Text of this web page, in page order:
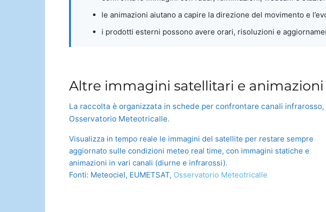
le animazioni aiutano a capire la direzione del movimento e
i prodotti esterni possono avere orari, risoluzioni e
Altre immagini satellitari e animazioni
La raccolta è organizzata in schede per confrontare canali
Osservatorio Meteotricalle.
Visualizza in tempo reale le immagini del satellite per restare sempre
aggiornato sulle condizioni meteo real time, con immagini statiche e
animazioni in vari canali (diurne e infrarossi).
Fonti: Meteociel, EUMETSAT, Osservatorio Meteotricalle